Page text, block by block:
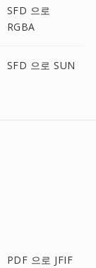
SFD 으로
RGBA
SFD 으로 SUN
PDF 으로 JFIF